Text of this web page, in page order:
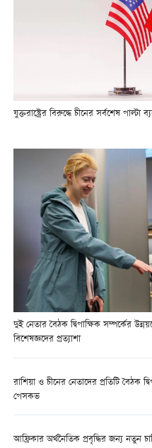
যুক্তরাষ্ট্রের বিরুদ্ধে চীনের সর্বশেষ পাল্টা
দুই নেতার বৈঠক দ্বিপাক্ষিক সম্পর্কের
বিশেষজ্ঞদের প্রত্যাশা
রাশিয়া ও চীনের নেতাদের প্রতিটি বৈঠক
পেসকভ
আফ্রিকার অর্থনৈতিক প্রবৃদ্ধির জন্য নতুন